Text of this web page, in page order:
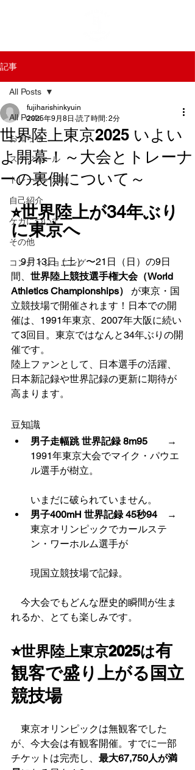
記事
All Posts
お知らせ
スケジュール
トレーナー活動
自己紹介
ケガについて
その他
コンディショニング
All Posts
世界陸上東京2025 いよい
よ開幕！～大会とトレーナ
ーの裏側について～
fujiharishinkyuin
2025年9月8日 読了時間: 2分
⭐︎世界陸上が34年ぶり
に東京へ
9月13日（土）〜21日（日）の9日
間、 世界陸上競技選手権大会（World
Athletics Championships）
が東京・国
立競技場で開催されます！日本での開
催は、1991年東京、2007年大阪に続い
て3回目。東京ではなんと34年ぶりの開
催です。
陸上ファンとして、日本選手の活躍、
日本新記録や世界記録の更新に期待が
高まります。
豆知識
男子走幅跳 世界記録 8m95 →
1991年東京大会でマイク・パウエ
ル選手が樹立。
いまだに破られていません。
男子400mH 世界記録 45秒94 →
東京オリンピックでカールステ
ン・ワーホルム選手が
現国立競技場で記録。
今大会でもどんな歴史的瞬間が生ま
れるか、とても楽しみです。
⭐︎世界陸上東京2025は有
観客で盛り上がる国立
競技場
東京オリンピックは無観客でした
が、今大会は有観客開催。すでに一部
チケットは完売し、 最大67,750人が満